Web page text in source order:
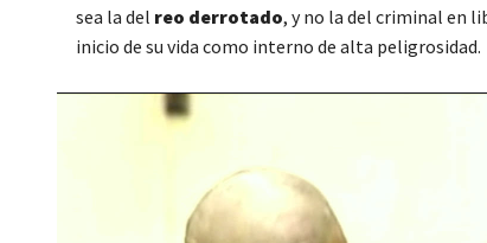
sea la del reo derrotado, y no la del criminal en
inicio de su vida como interno de alta peligrosidad.